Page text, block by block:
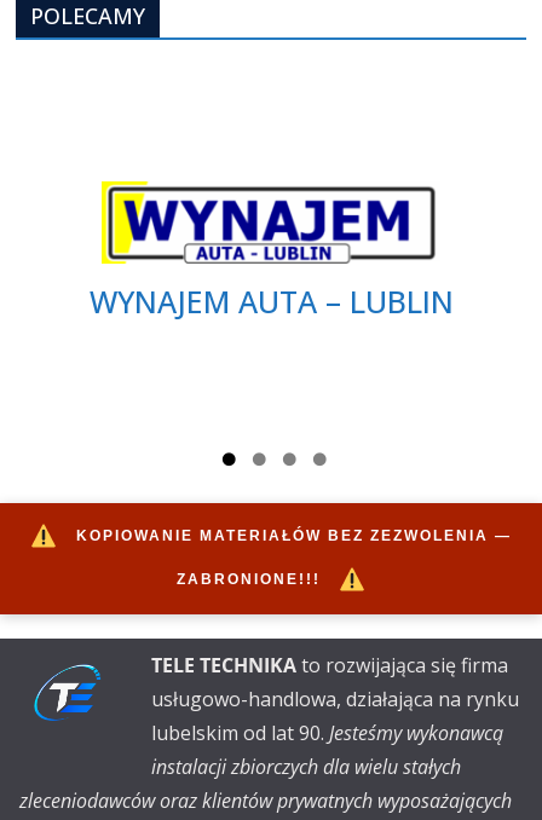
POLECAMY
WYNAJEM AUTA – LUBLIN
KOPIOWANIE MATERIAŁÓW BEZ ZEZWOLENIA —
ZABRONIONE!!!
TELE TECHNIKAto rozwijająca się firma
usługowo-handlowa, działająca na rynku
lubelskim od lat 90. Jesteśmy wykonawcą
instalacji zbiorczych dla wielu stałych
zleceniodawców oraz klientów prywatnych wyposażających